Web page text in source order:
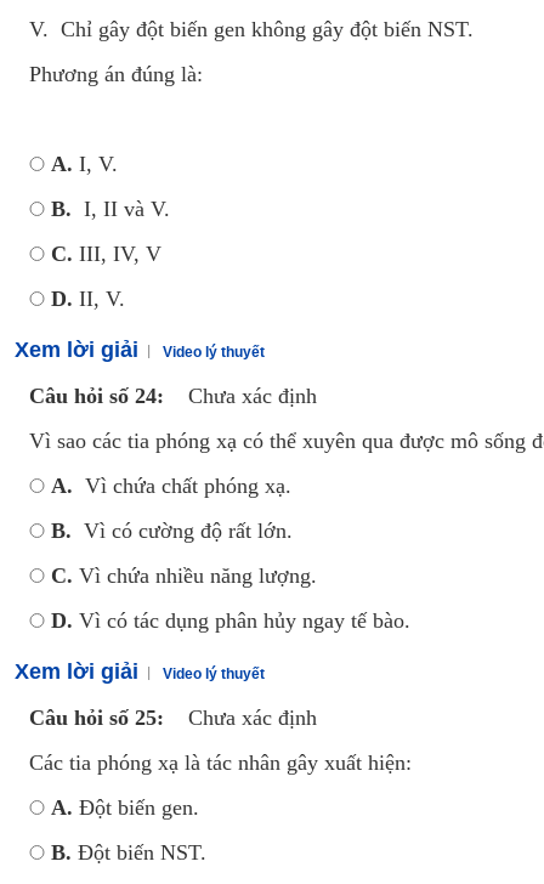
V. Chỉ gây đột biến gen không gây đột biến NST.
Phương án đúng là:
A. I, V.
B. I, II và V.
C. III, IV, V
D. II, V.
Xem lời giải Video lý thuyết
Câu hỏi số 24:
Chưa xác định
Vì sao các tia phóng xạ có thể xuyên qua được mô sống
A. Vì chứa chất phóng xạ.
B. Vì có cường độ rất lớn.
C. Vì chứa nhiều năng lượng.
D. Vì có tác dụng phân hủy ngay tế bào.
Xem lời giải Video lý thuyết
Câu hỏi số 25:
Chưa xác định
Các tia phóng xạ là tác nhân gây xuất hiện:
A. Đột biến gen.
B. Đột biến NST.